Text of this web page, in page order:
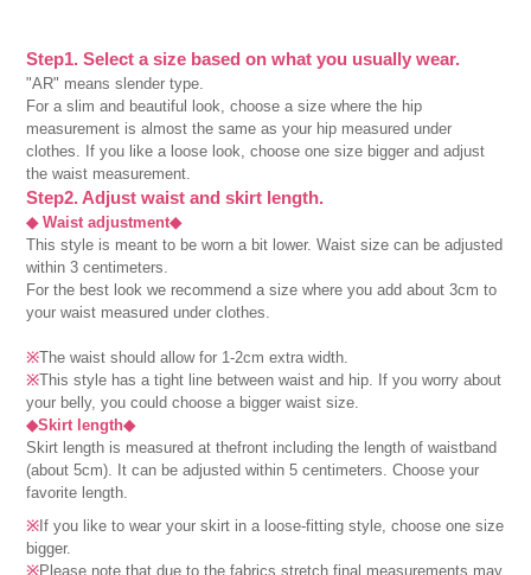
Step1. Select a size based on what you usually wear.
"AR" means slender type.
For a slim and beautiful look, choose a size where the hip
measurement is almost the same as your hip measured under
clothes. If you like a loose look, choose one size bigger and adjust
the waist measurement.
Step2. Adjust waist and skirt length.
◆ Waist adjustment◆
This style is meant to be worn a bit lower. Waist size can be adjusted
within 3 centimeters.
For the best look we recommend a size where you add about 3cm to
your waist measured under clothes.
※The waist should allow for 1-2cm extra width.
※This style has a tight line between waist and hip. If you worry about
your belly, you could choose a bigger waist size.
◆Skirt length◆
Skirt length is measured at thefront including the length of waistband
(about 5cm). It can be adjusted within 5 centimeters. Choose your
favorite length.
※If you like to wear your skirt in a loose-fitting style, choose one size
bigger.
※Please note that due to the fabrics stretch final measurements may